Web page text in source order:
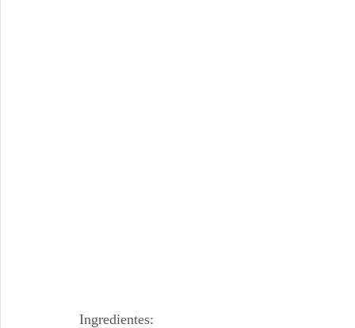
Ingredientes: